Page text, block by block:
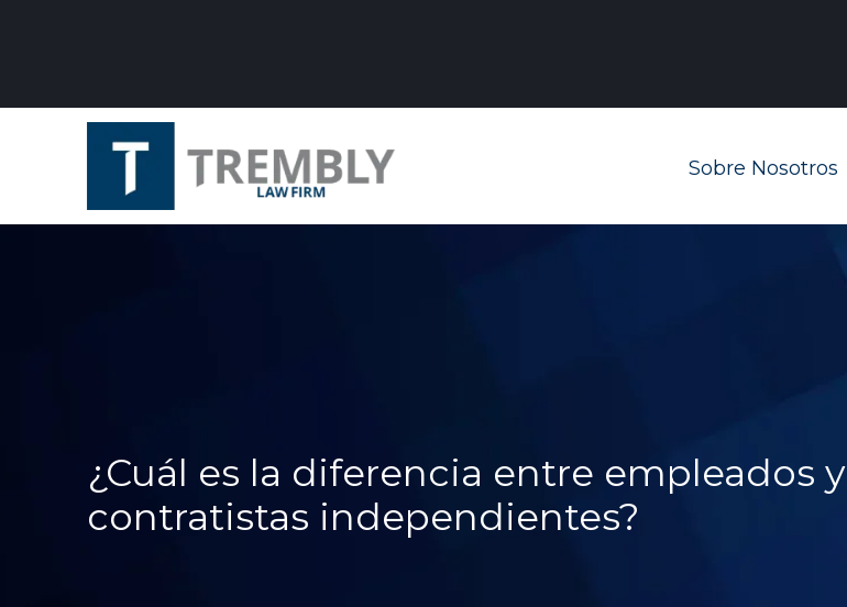
Sobre Nosotros
¿Cuál es la diferencia entre empleados y
contratistas independientes?